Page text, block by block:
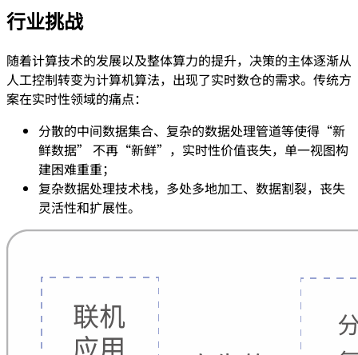
行业挑战
随着计算技术的发展以及整体算力的提升，决策的主体逐渐从
人工控制转变为计算机算法，出现了实时数仓的需求。传统方
案在实时性领域的痛点：
分散的中间数据集合、复杂的数据处理管道等使得“新
鲜数据” 不再“新鲜”，实时性价值丧失，单一视图构
建困难重重；
复杂数据处理技术栈，多处多地加工、数据割裂，丧失
灵活性和扩展性。